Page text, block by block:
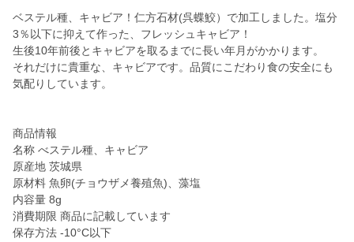
ベステル種、キャビア！仁方石材(呉蝶鮫）で加工しました。塩分
3％以下に抑えて作った、フレッシュキャビア！
生後10年前後とキャビアを取るまでに長い年月がかかります。
それだけに貴重な、キャビアです。品質にこだわり食の安全にも
気配りしています。
商品情報
名称 べステル種、キャビア
原産地 茨城県
原材料 魚卵(チョウザメ養殖魚)、藻塩
内容量 8g
消費期限 商品に記載しています
保存方法 -10°C以下